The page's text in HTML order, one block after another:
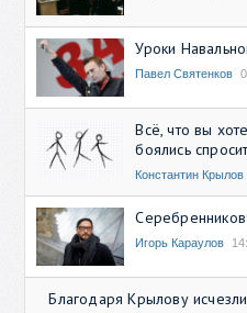
Уроки
Павел Святенков
Всё, что вы
боялись
Константин Крылов
Игорь Караулов
Благодаря Крылову